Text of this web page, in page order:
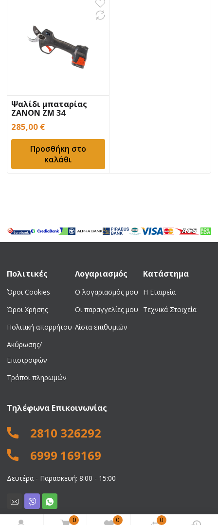
0 0 0
Ψαλίδι μπαταρίας
ZANON ZM 34
285,00 €
Προσθήκη στο
καλάθι
Πολιτικές
Όροι Cookies
Όροι Χρήσης
Πολιτική απορρήτου
Ακύρωσης/
Επιστροφών
Τρόποι πληρωμών
Λογαριασμός
Ο λογαριασμός μου
Οι παραγγελίες μου
Λίστα επιθυμιών
Κατάστημα
Η Εταιρεία
Τεχνικά Στοιχεία
Τηλέφωνα Επικοινωνίας
2810 326292
6999 169169
Δευτέρα - Παρασκευή: 8:00 - 15:00